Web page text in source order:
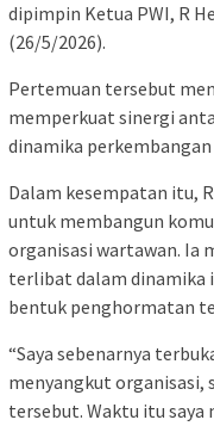
dipimpin Ketua PWI, R
(26/5/2026).
Pertemuan tersebut
memperkuat sinergi
dinamika
Dalam kesempatan itu,
untuk membangun
organisasi wartawan. Ia
terlibat dalam dinamika
bentuk penghormatan
“Saya sebenarnya
menyangkut organisasi,
tersebut. Waktu itu saya